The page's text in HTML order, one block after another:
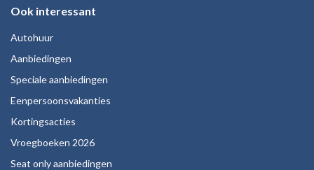
Ook interessant
Autohuur
Aanbiedingen
Speciale aanbiedingen
Eenpersoonsvakanties
Kortingsacties
Vroegboeken 2026
Seat only aanbiedingen